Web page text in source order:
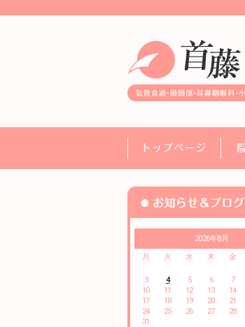
2026年8月
月
火 水 木 金
3
4 5 6 7
10
11 12 13 14
17
18 19 20 21
24
25 26 27 28
31